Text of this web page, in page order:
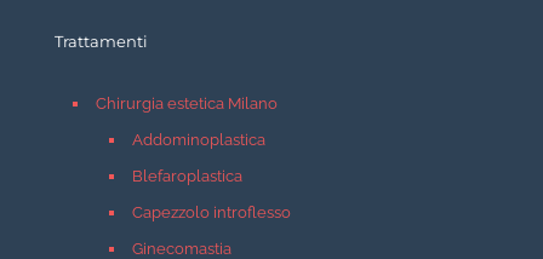
Trattamenti
Chirurgia estetica Milano
Addominoplastica
Blefaroplastica
Capezzolo introflesso
Ginecomastia